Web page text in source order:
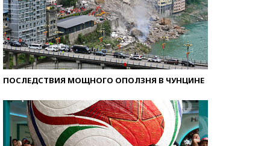
ПОСЛЕДСТВИЯ МОЩНОГО ОПОЛЗНЯ В ЧУНЦИНЕ